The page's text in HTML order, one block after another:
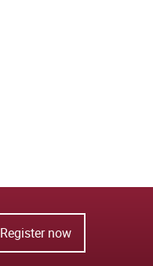
Register now